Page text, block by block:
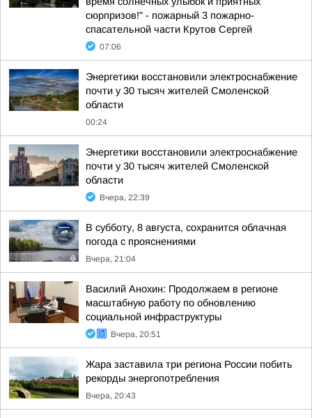
сюрпризов!" - пожарный 3 пожарно-
спасательной части Крутов Сергей
07:06
Энергетики восстановили электроснабжение
почти у 30 тысяч жителей Смоленской
области
00:24
Энергетики восстановили электроснабжение
почти у 30 тысяч жителей Смоленской
области
Вчера, 22:39
В субботу, 8 августа, сохранится облачная
погода с прояснениями
Вчера, 21:04
Василий Анохин: Продолжаем в регионе
масштабную работу по обновлению
социальной инфраструктуры
Вчера, 20:51
Жара заставила три региона России побить
рекорды энергопотребления
Вчера, 20:43